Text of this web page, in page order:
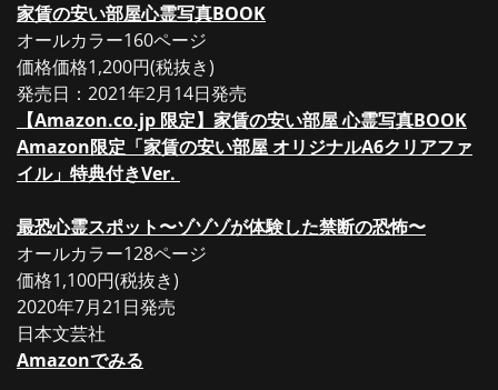
家賃の安い部屋心霊写真BOOK
オールカラー160ページ
価格価格1,200円(税抜き)
発売日：2021年2月14日発売
【Amazon.co.jp 限定】家賃の安い部屋 心霊写真BOOK
Amazon限定「家賃の安い部屋 オリジナルA6クリアファ
イル」特典付きVer.
最恐心霊スポット〜ゾゾゾが体験した禁断の恐怖〜
オールカラー128ページ
価格1,100円(税抜き)
2020年7月21日発売
日本文芸社
Amazonでみる